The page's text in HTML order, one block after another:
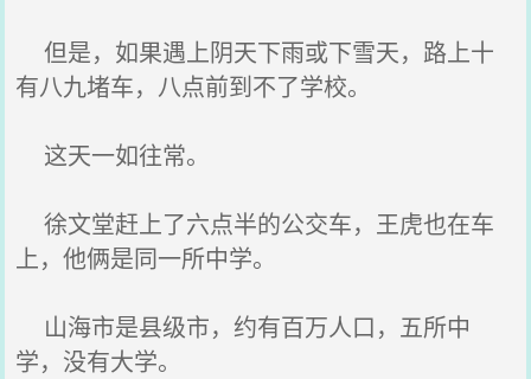
但是，如果遇上阴天下雨或下雪天，路上十
有八九堵车，八点前到不了学校。
这天一如往常。
徐文堂赶上了六点半的公交车，王虎也在车
上，他俩是同一所中学。
山海市是县级市，约有百万人口，五所中
学，没有大学。